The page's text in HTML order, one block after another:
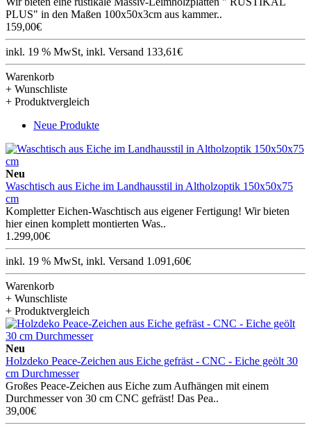
PLUS" in den Maßen 100x50x3cm aus kammer..
159,00€
inkl. 19 % MwSt, inkl. Versand 133,61€
Warenkorb
+ Wunschliste
+ Produktvergleich
Neue Produkte
Neu
Waschtisch aus Eiche im Landhausstil in Altholzoptik 150x50x75
cm
Kompletter Eichen-Waschtisch aus eigener Fertigung! Wir bieten
hier einen komplett montierten Was..
1.299,00€
inkl. 19 % MwSt, inkl. Versand 1.091,60€
Warenkorb
+ Wunschliste
+ Produktvergleich
Neu
Holzdeko Peace-Zeichen aus Eiche gefräst - CNC - Eiche geölt 30
cm Durchmesser
Großes Peace-Zeichen aus Eiche zum Aufhängen mit einem
Durchmesser von 30 cm CNC gefräst! Das Pea..
39,00€